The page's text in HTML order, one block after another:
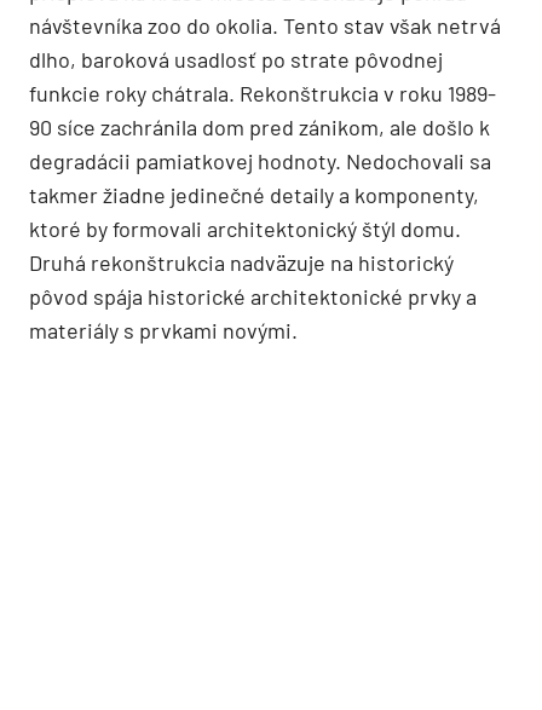
návštevníka zoo do okolia. Tento stav však netrvá
dlho, baroková usadlosť po strate pôvodnej
funkcie roky chátrala. Rekonštrukcia v roku 1989-
90 síce zachránila dom pred zánikom, ale došlo k
degradácii pamiatkovej hodnoty. Nedochovali sa
takmer žiadne jedinečné detaily a komponenty,
ktoré by formovali architektonický štýl domu.
Druhá rekonštrukcia nadväzuje na historický
pôvod spája historické architektonické prvky a
materiály s prvkami novými.